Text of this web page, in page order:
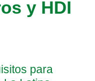
y HDI
para